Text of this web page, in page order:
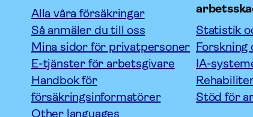
Alla våra försäkringar
Så anmäler du till oss
Mina sidor för privatpersoner
E-tjänster för arbetsgivare
Handbok för
försäkringsinformatörer
Other languages
Statistik
Forskning
IA-
Stöd för